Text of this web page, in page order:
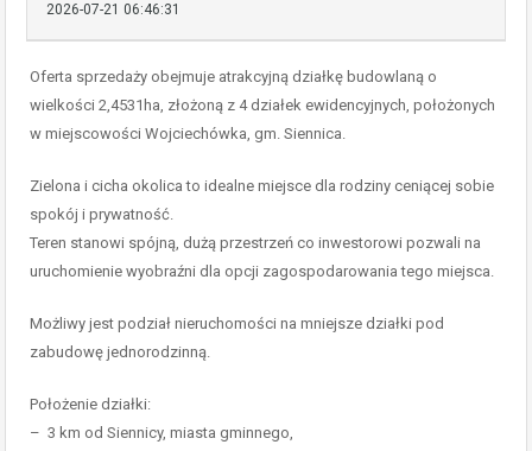
2026-07-21 06:46:31
Oferta sprzedaży obejmuje atrakcyjną działkę budowlaną o
wielkości 2,4531ha, złożoną z 4 działek ewidencyjnych, położonych
w miejscowości Wojciechówka, gm. Siennica.
Zielona i cicha okolica to idealne miejsce dla rodziny ceniącej sobie
spokój i prywatność.
Teren stanowi spójną, dużą przestrzeń co inwestorowi pozwali na
uruchomienie wyobraźni dla opcji zagospodarowania tego miejsca.
Możliwy jest podział nieruchomości na mniejsze działki pod
zabudowę jednorodzinną.
Położenie działki:
– 3 km od Siennicy, miasta gminnego,